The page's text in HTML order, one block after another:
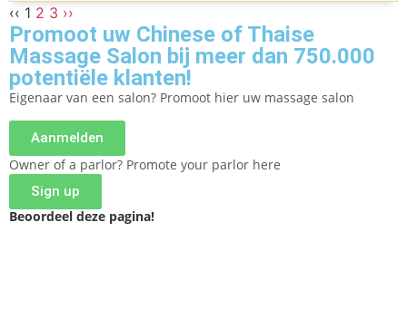
‹‹ 1 2 3 ››
Promoot uw Chinese of Thaise
Massage Salon bij meer dan 750.000
potentiële klanten!
Eigenaar van een salon? Promoot hier uw massage salon
Aanmelden
Owner of a parlor? Promote your parlor here
Sign up
Beoordeel deze pagina!